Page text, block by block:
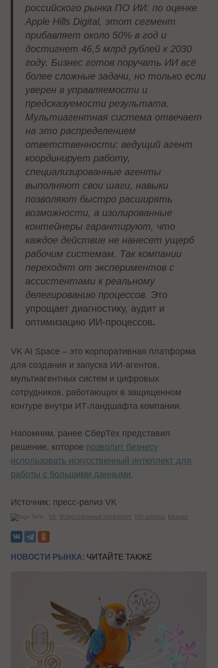
российского рынка ПО ИИ: по оценке
Apple Hills Digital, этот сегмент
прибавляет около 50% в год и
достигнет 46,5 млрд рублей к 2030
году. Бизнес готов поручать ИИ всё
более сложные задачи, но только если
уверен в управляемости и
предсказуемости результата.
Мультиагентная система отвечает
на это распределением
ответственности: ведущий агент
координирует работу,
специализированные агенты
выполняют свои шаги, навыки
позволяют быстро расширять
возможности, а изолированные
контейнеры гарантируют, что
каждое действие не нанесет ущерб
рабочим системам. Так компании
переходят от экспериментов с
ассистентами к реальному
делегированию процессов. Это
упрощает диагностику, аудит и
оптимизацию ИИ‑процессов.
VK AI Space – это корпоративная платформа
для создания и запуска ИИ-агентов,
мультиагентных систем и цифровых
сотрудников, работающих в защищенном
контуре внутри ИТ-ландшафта компании.
Напомним, ранее СберТех представил
решение, которое позволит бизнесу
использовать искусственный интеллект для
работы с большими данными.
Источник: пресс-релиз VK
Теги: VK Искусственный интеллект ИИ-агенты Бизнес
НОВОСТИ РЫНКА: ЧИТАЙТЕ ТАКЖЕ